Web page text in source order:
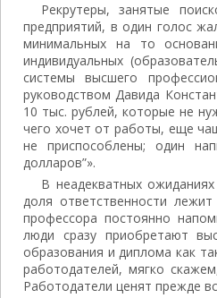
Рекрутеры, занятые
предприятий, в один голос
минимальных на то
индивидуальных
системы высшего
руководством Давида
10 тыс. рублей, которые не
чего хочет от работы, еще
не приспособлены; один
долларов”».
В неадекватных
доля ответственности
профессора постоянно
люди сразу приобретают
образования и диплома как
работодателей, мягко
Работодатели ценят прежде